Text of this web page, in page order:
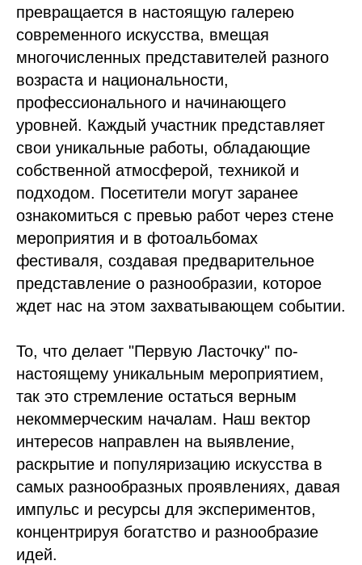
превращается в настоящую галерею
современного искусства, вмещая
многочисленных представителей разного
возраста и национальности,
профессионального и начинающего
уровней. Каждый участник представляет
свои уникальные работы, обладающие
собственной атмосферой, техникой и
подходом. Посетители могут заранее
ознакомиться с превью работ через стене
мероприятия и в фотоальбомах
фестиваля, создавая предварительное
представление о разнообразии, которое
ждет нас на этом захватывающем событии.
То, что делает "Первую Ласточку" по-
настоящему уникальным мероприятием,
так это стремление остаться верным
некоммерческим началам. Наш вектор
интересов направлен на выявление,
раскрытие и популяризацию искусства в
самых разнообразных проявлениях, давая
импульс и ресурсы для экспериментов,
концентрируя богатство и разнообразие
идей.